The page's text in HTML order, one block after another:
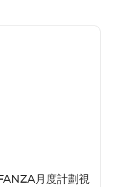
月度計劃視